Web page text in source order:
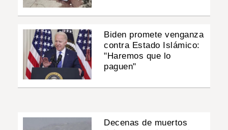
Biden promete venganza
contra Estado Islámico:
"Haremos que lo
paguen"
Decenas de muertos